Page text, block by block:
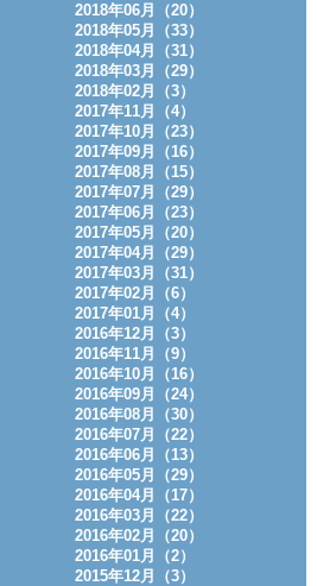
2018年06月（20）
2018年05月（33）
2018年04月（31）
2018年03月（29）
2018年02月（3）
2017年11月（4）
2017年10月（23）
2017年09月（16）
2017年08月（15）
2017年07月（29）
2017年06月（23）
2017年05月（20）
2017年04月（29）
2017年03月（31）
2017年02月（6）
2017年01月（4）
2016年12月（3）
2016年11月（9）
2016年10月（16）
2016年09月（24）
2016年08月（30）
2016年07月（22）
2016年06月（13）
2016年05月（29）
2016年04月（17）
2016年03月（22）
2016年02月（20）
2016年01月（2）
2015年12月（3）